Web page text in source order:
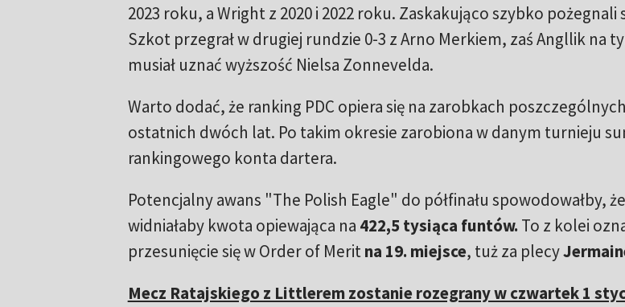
2023 roku, a Wright z 2020 i 2022 roku. Zaskakująco szybko pożegnali
Szkot przegrał w drugiej rundzie 0-3 z Arno Merkiem, zaś Angllik na
musiał uznać wyższość Nielsa Zonnevelda.
Warto dodać, że ranking PDC opiera się na zarobkach
ostatnich dwóch lat. Po takim okresie zarobiona w danym turnieju
rankingowego konta dartera.
Potencjalny awans "The Polish Eagle" do półfinału spowodowałby,
widniałaby kwota opiewająca na 422,5 tysiąca funtów. To z kolei
przesunięcie się w Order of Meritna 19. miejsce, tuż za plecy
Mecz Ratajskiego z Littlerem zostanie rozegrany w czwartek 1